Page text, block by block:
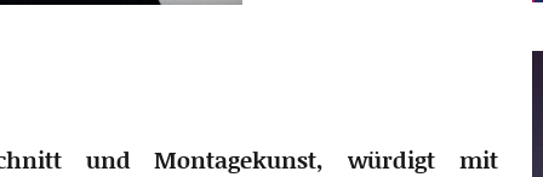
und Montagekunst, würdigt mit